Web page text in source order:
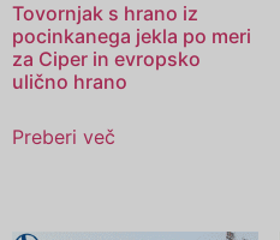
Tovornjak s hrano iz
pocinkanega jekla po meri
za Ciper in evropsko
ulično hrano
Preberi več